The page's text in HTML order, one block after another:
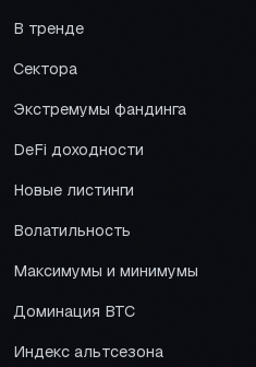
В тренде
Сектора
Экстремумы фандинга
DeFi доходности
Новые листинги
Волатильность
Максимумы и минимумы
Доминация BTC
Индекс альтсезона